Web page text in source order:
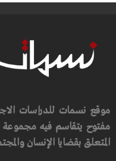
موقع نسمات للدراسات
مفتوح يتقاسم فيه مجموعة
المتعلق بقضايا الإنسان